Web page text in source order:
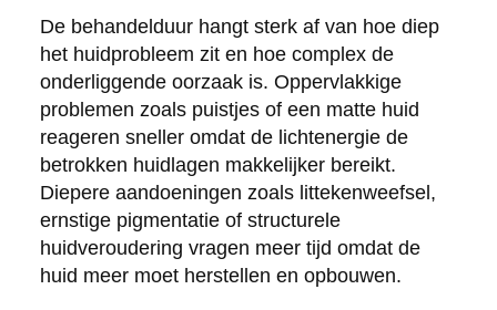
De behandelduur hangt sterk af van hoe diep
het huidprobleem zit en hoe complex de
onderliggende oorzaak is. Oppervlakkige
problemen zoals puistjes of een matte huid
reageren sneller omdat de lichtenergie de
betrokken huidlagen makkelijker bereikt.
Diepere aandoeningen zoals littekenweefsel,
ernstige pigmentatie of structurele
huidveroudering vragen meer tijd omdat de
huid meer moet herstellen en opbouwen.